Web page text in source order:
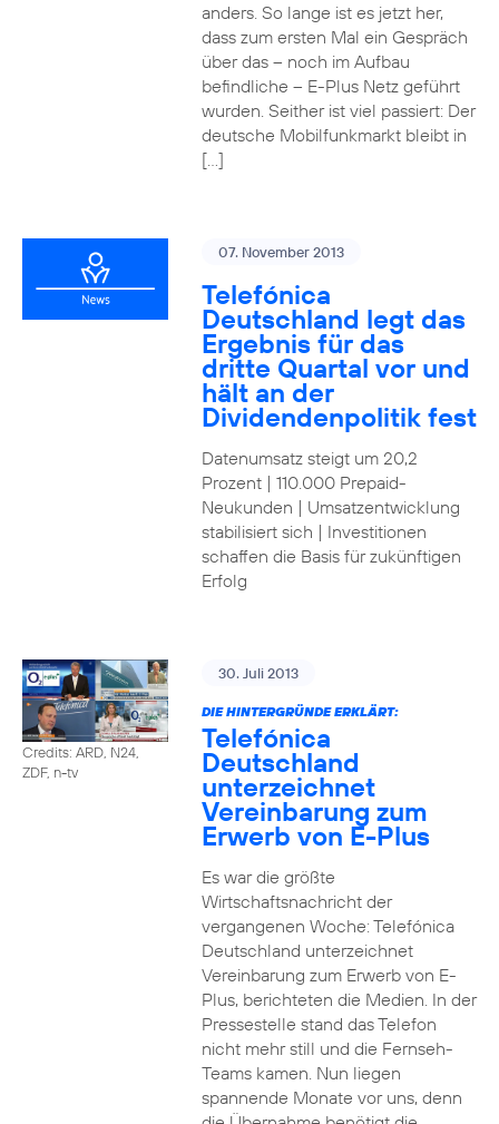
anders. So lange ist es jetzt her,
dass zum ersten Mal ein Gespräch
über das – noch im Aufbau
befindliche – E-Plus Netz geführt
wurden. Seither ist viel passiert: Der
deutsche Mobilfunkmarkt bleibt in
[…]
07. November 2013
Telefónica
Deutschland legt das
Ergebnis für das
dritte Quartal vor und
hält an der
Dividendenpolitik fest
Datenumsatz steigt um 20,2
Prozent | 110.000 Prepaid-
Neukunden | Umsatzentwicklung
stabilisiert sich | Investitionen
schaffen die Basis für zukünftigen
Erfolg
Credits: ARD, N24,
ZDF, n-tv
30. Juli 2013
DIE HINTERGRÜNDE ERKLÄRT:
Telefónica
Deutschland
unterzeichnet
Vereinbarung zum
Erwerb von E-Plus
Es war die größte
Wirtschaftsnachricht der
vergangenen Woche: Telefónica
Deutschland unterzeichnet
Vereinbarung zum Erwerb von E-
Plus, berichteten die Medien. In der
Pressestelle stand das Telefon
nicht mehr still und die Fernseh-
Teams kamen. Nun liegen
spannende Monate vor uns, denn